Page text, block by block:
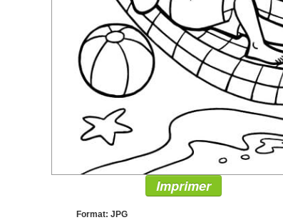
Imprimer
Format: JPG